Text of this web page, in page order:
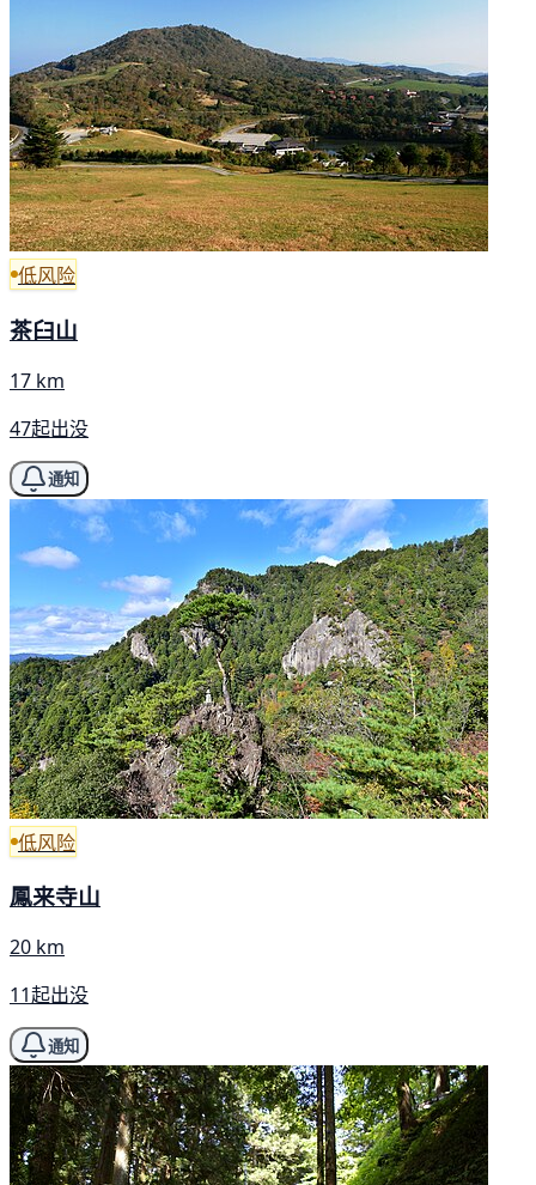
低风险
茶臼山
17 km
47起出没
通知
低风险
鳳来寺山
20 km
11起出没
通知